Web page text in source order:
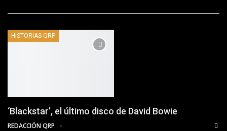
HISTORIAS QRP
‘Blackstar’, el último disco de David Bowie
REDACCIÓN QRP